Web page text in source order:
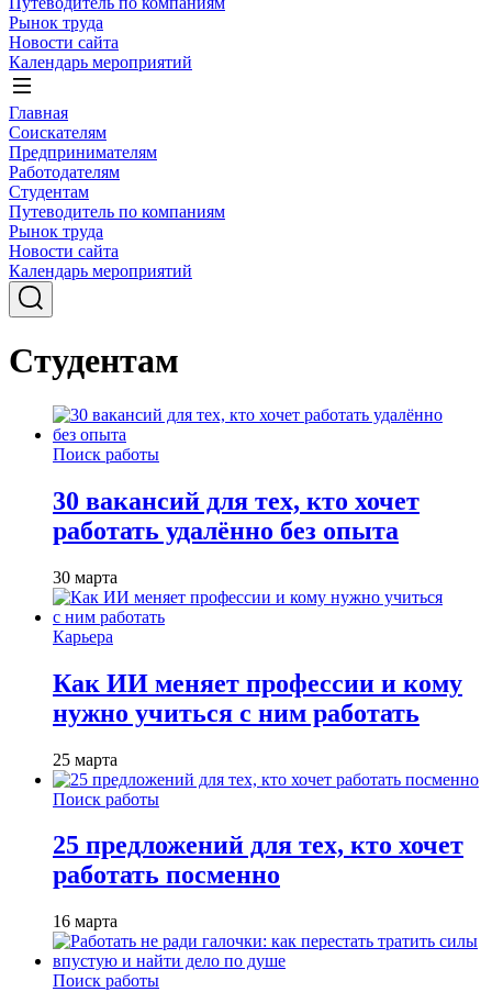
Рынок труда
Новости сайта
Календарь мероприятий
Главная
Соискателям
Предпринимателям
Работодателям
Студентам
Путеводитель по компаниям
Рынок труда
Новости сайта
Календарь мероприятий
Студентам
Поиск работы
30 вакансий для тех, кто хочет
работать удалённо без опыта
30 марта
Карьера
Как ИИ меняет профессии и кому
нужно учиться с ним работать
25 марта
Поиск работы
25 предложений для тех, кто хочет
работать посменно
16 марта
Поиск работы